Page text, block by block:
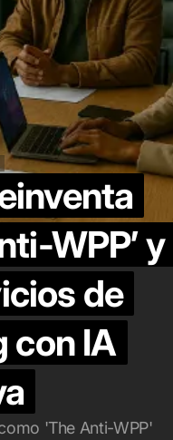
WPP’ y
de
con IA
'The Anti-WPP'